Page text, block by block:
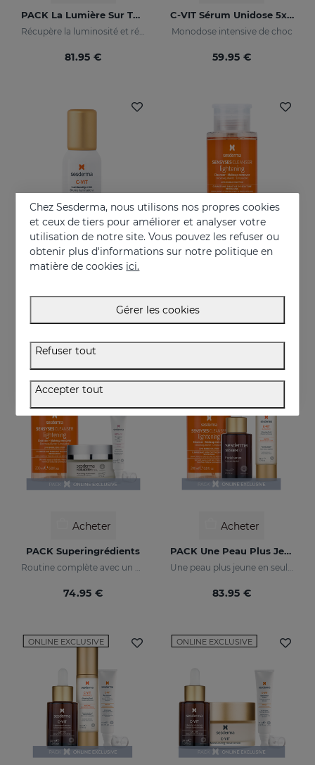
PACK La Lumière Sur Ta Peau
81.95 €
C-VIT Sérum Unidose 5x7ml
Monodose intensive de choc
59.95 €
Acheter
Brume de beauté antioxydante et illuminatrice
27.95 €
Acheter
13.95 €
Acheter
PACK Superingrédients
74.95 €
Acheter
PACK Une Peau Plus Jeune
83.95 €
ONLINE EXCLUSIVE ONLINE EXCLUSIVE
Chez Sesderma, nous utilisons nos propres cookies
et ceux de tiers pour améliorer et analyser votre
utilisation de notre site. Vous pouvez les refuser ou
obtenir plus d'informations sur notre politique en
matière de cookies ici.
Gérer les cookies
Refuser tout
Accepter tout